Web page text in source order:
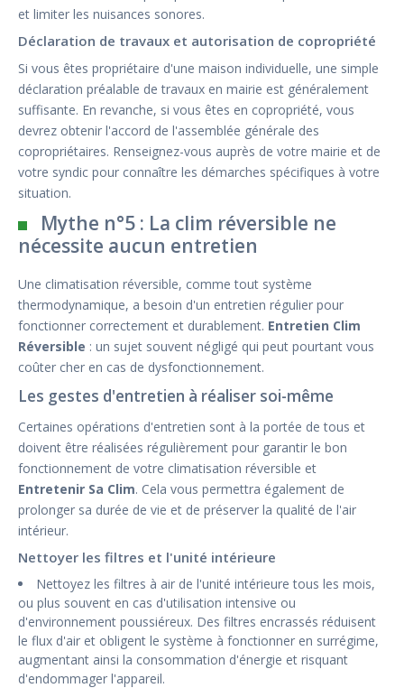
et limiter les nuisances sonores.
Déclaration de travaux et autorisation de copropriété
Si vous êtes propriétaire d'une maison individuelle, une simple
déclaration préalable de travaux en mairie est généralement
suffisante. En revanche, si vous êtes en copropriété, vous
devrez obtenir l'accord de l'assemblée générale des
copropriétaires. Renseignez-vous auprès de votre mairie et de
votre syndic pour connaître les démarches spécifiques à votre
situation.
Mythe n°5 : La clim réversible ne
nécessite aucun entretien
Une climatisation réversible, comme tout système
thermodynamique, a besoin d'un entretien régulier pour
fonctionner correctement et durablement. Entretien Clim
Réversible : un sujet souvent négligé qui peut pourtant vous
coûter cher en cas de dysfonctionnement.
Les gestes d'entretien à réaliser soi-même
Certaines opérations d'entretien sont à la portée de tous et
doivent être réalisées régulièrement pour garantir le bon
fonctionnement de votre climatisation réversible et
Entretenir Sa Clim. Cela vous permettra également de
prolonger sa durée de vie et de préserver la qualité de l'air
intérieur.
Nettoyer les filtres et l'unité intérieure
Nettoyez les filtres à air de l'unité intérieure tous les mois,
ou plus souvent en cas d'utilisation intensive ou
d'environnement poussiéreux. Des filtres encrassés réduisent
le flux d'air et obligent le système à fonctionner en surrégime,
augmentant ainsi la consommation d'énergie et risquant
d'endommager l'appareil.